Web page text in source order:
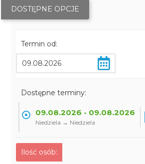
DOSTĘPNE OPCJE
Termin od:
Dostępne terminy:
09.08.2026 - 09.08.2026
Niedziela → Niedziela
Ilość osób: